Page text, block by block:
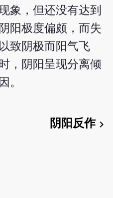
象，但还没有达到
阳极度偏颇，而失
致阴极而阳气飞
，阴阳呈现分离倾
。
阴阳反作chevron_right